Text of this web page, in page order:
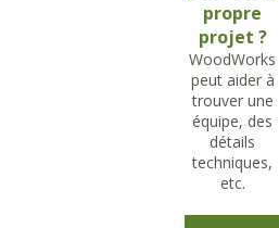
propre
projet ?
WoodWorks
peut aider à
trouver une
équipe, des
détails
techniques,
etc.